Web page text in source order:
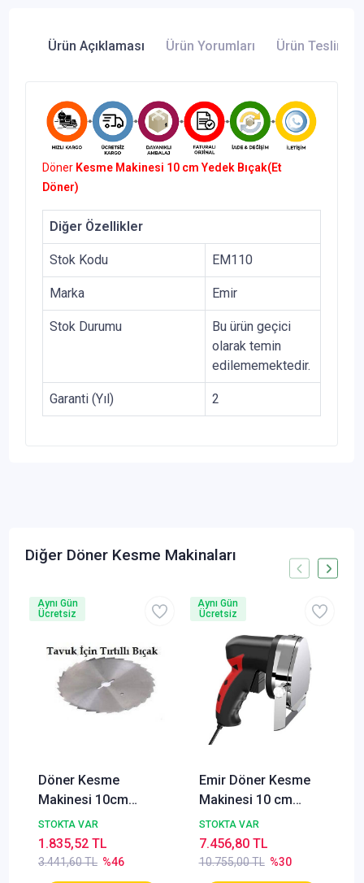
Ürün Açıklaması Ürün Yorumları Ürün
Döner Kesme Makinesi 10 cm Yedek Bıçak(Et
Döner)
Diğer Özellikler
Stok Kodu EM110
Marka Emir
Stok Durumu
Bu ürün geçici
olarak temin
edilememektedir.
Garanti (Yıl) 2
Diğer Döner Kesme Makinaları
Döner Kesme
Makinesi 10cm
Yedek Bıçak Tırtıklı
(Tavuk Döner)
STOKTA VAR
3.441,60 TL %46
1.835,52 TL
Aynı Gün
Ücretsiz
Emir Döner Kesme
Makinesi 10 cm
+Yedek Bıçak
STOKTA VAR
10.755,00 TL %30
7.456,80 TL
Aynı Gün
Ücretsiz